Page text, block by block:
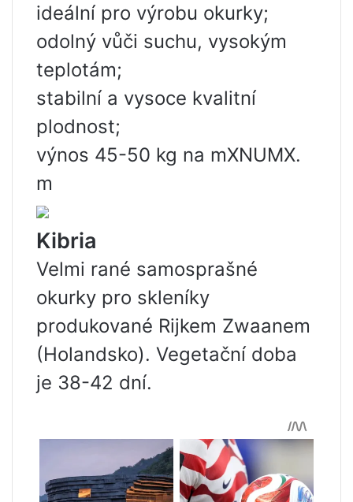
ideální pro výrobu okurky;
odolný vůči suchu, vysokým
teplotám;
stabilní a vysoce kvalitní
plodnost;
výnos 45-50 kg na mXNUMX.
m
Kibria
Velmi rané samosprašné
okurky pro skleníky
produkované Rijkem Zwaanem
(Holandsko). Vegetační doba
je 38-42 dní.